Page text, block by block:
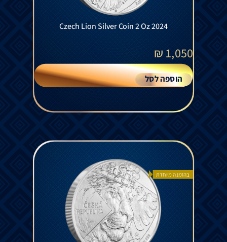
Czech Lion Silver Coin 2 Oz 2024
1,050
₪
הוספה לסל
בהזמנה מיוחדת